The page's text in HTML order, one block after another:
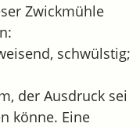
Zwickmühle
schwülstig;
der Ausdruck sei
könne. Eine